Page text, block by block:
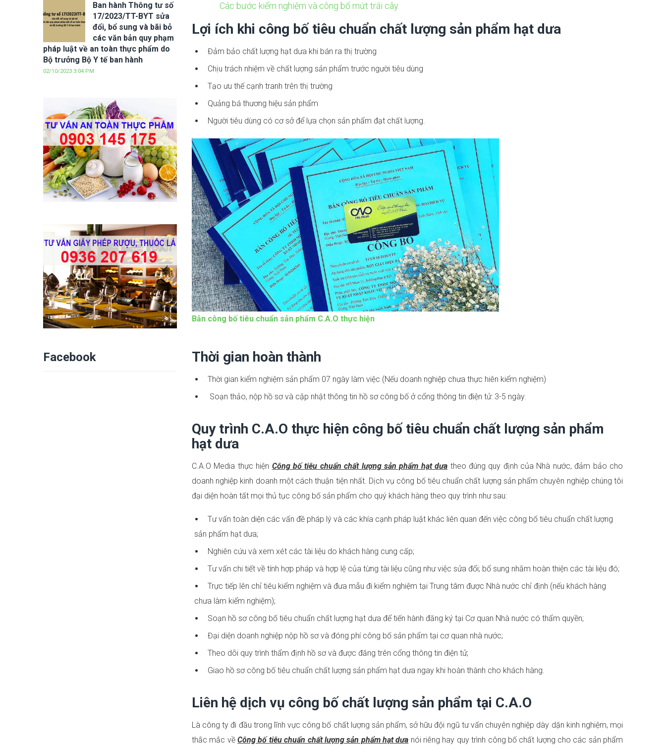
Các bước kiểm nghiệm và công bố mứt trái cây
Lợi ích khi công bố tiêu chuẩn chất lượng sản phẩm hạt dưa
Đảm bảo chất lượng hạt dưa khi bán ra thị trường
Chịu trách nhiệm về chất lượng sản phẩm trước người tiêu dùng
Tạo ưu thế cạnh tranh trên thị trường
Quảng bá thương hiệu sản phẩm
Người tiêu dùng có cơ sở để lựa chọn sản phẩm đạt chất lượng.
Bản công bố tiêu chuẩn sản phẩm C.A.O thực hiện
Thời gian hoàn thành
Thời gian kiểm nghiệm sản phẩm 07 ngày làm việc (Nếu doanh nghiệp chưa thực hiên kiểm nghiệm)
Soạn thảo, nộp hồ sơ và cập nhật thông tin hồ sơ công bố ở cổng thông tin điện tử: 3-5 ngày.
Quy trình C.A.O thực hiện công bố tiêu chuẩn chất lượng sản phẩm
hạt dưa
C.A.O Media thực hiện Công bố tiêu chuẩn chất lượng sản phẩm hạt dưa theo đúng quy định của Nhà nước, đảm bảo cho
doanh nghiệp kinh doanh một cách thuận tiện nhất. Dịch vụ công bố tiêu chuẩn chất lượng sản phẩm chuyên nghiệp chúng tôi
đại diện hoàn tất mọi thủ tục công bố sản phẩm cho quý khách hàng theo quy trình như sau:
Tư vấn toàn diện các vấn đề pháp lý và các khía cạnh pháp luật khác liên quan đến việc công bố tiêu chuẩn chất lượng
sản phẩm hạt dưa;
Nghiên cứu và xem xét các tài liệu do khách hàng cung cấp;
Tư vấn chi tiết về tính hợp pháp và hợp lệ của từng tài liệu cũng như việc sửa đổi; bổ sung nhằm hoàn thiện các tài liệu đó;
Trực tiếp lên chỉ tiêu kiểm nghiệm và đưa mẫu đi kiểm nghiệm tại Trung tâm được Nhà nước chỉ định (nếu khách hàng
chưa làm kiểm nghiệm);
Soạn hồ sơ công bố tiêu chuẩn chất lượng hạt dưa để tiến hành đăng ký tại Cơ quan Nhà nước có thẩm quyền;
Đại diện doanh nghiệp nộp hồ sơ và đóng phí công bố sản phẩm tại cơ quan nhà nước;
Theo dõi quy trình thẩm định hồ sơ và được đăng trên cổng thông tin điện tử;
Giao hồ sơ công bố tiêu chuẩn chất lượng sản phẩm hạt dưa ngay khi hoàn thành cho khách hàng.
Liên hệ dịch vụ công bố chất lượng sản phẩm tại C.A.O
Là công ty đi đầu trong lĩnh vực công bố chất lượng sản phẩm, sở hữu đội ngũ tư vấn chuyên nghiệp dày dặn kinh nghiệm, mọi
thắc mắc vềCông bố tiêu chuẩn chất lượng sản phẩm hạt dưa nói riêng hay quy trình công bố chất lượng cho các sản phẩm
Ban hành Thông tư số
17/2023/TT-BYT sửa
đổi, bổ sung và bãi bỏ
các văn bản quy phạm
pháp luật về an toàn thực phẩm do
Bộ trưởng Bộ Y tế ban hành
02/10/2023 3:04 PM
Facebook